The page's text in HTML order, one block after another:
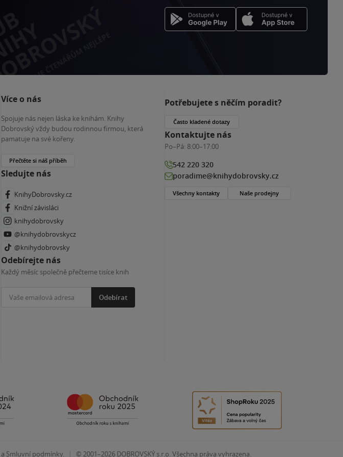
Více o nás
Spojuje nás nejen láska ke knihám. Knihy
Dobrovský vždy budou rodinnou firmou, která
pamatuje na své kořeny.
Přečtěte si náš příběh
Sledujte nás
KnihyDobrovsky.cz
Knižní závisláci
knihydobrovsky
@knihydobrovskycz
@knihydobrovsky
Odebírejte nás
Každý měsíc společně přečteme tisíce knih
Odebírat
Potřebujete s něčím poradit?
Často kladené dotazy
Kontaktujte nás
Po–Pá: 8:00–17:00
542 220 320
poradime@knihydobrovsky.cz
Všechny kontakty Naše prodejny
a Smluvní podmínky. | © 2001–2026 DOBROVSKÝ s.r.o. Všechna práva vyhrazena.